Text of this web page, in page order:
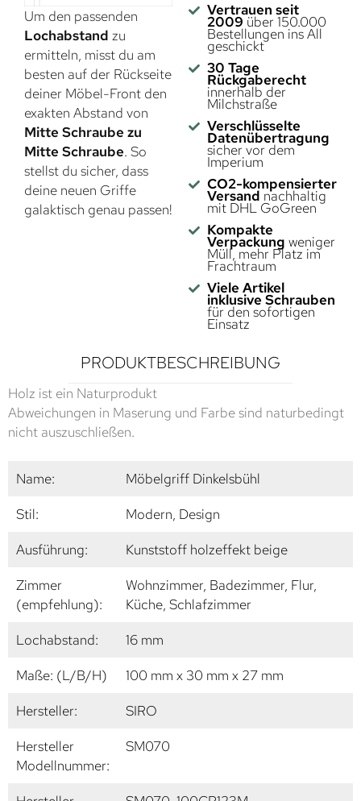
Um den passenden
Lochabstand zu
ermitteln, misst du am
besten auf der Rückseite
deiner Möbel-Front den
exakten Abstand von
Mitte Schraube zu
Mitte Schraube. So
stellst du sicher, dass
deine neuen Griffe
galaktisch genau passen!
Vertrauen seit
2009 über 150.000
Bestellungen ins All
geschickt
30 Tage
Rückgaberecht
innerhalb der
Milchstraße
Verschlüsselte
Datenübertragung
sicher vor dem
Imperium
CO2-kompensierter
Versand nachhaltig
mit DHL GoGreen
Kompakte
Verpackung weniger
Müll, mehr Platz im
Frachtraum
Viele Artikel
inklusive Schrauben
für den sofortigen
Einsatz
PRODUKTBESCHREIBUNG
Holz ist ein Naturprodukt
Abweichungen in Maserung und Farbe sind naturbedingt
nicht auszuschließen.
Name:
Möbelgriff Dinkelsbühl
Stil:
Modern, Design
Ausführung:
Kunststoff holzeffekt beige
Zimmer
(empfehlung):
Wohnzimmer, Badezimmer, Flur,
Küche, Schlafzimmer
Lochabstand:
16 mm
Maße: (L/B/H)
100 mm x 30 mm x 27 mm
Hersteller:
SIRO
Hersteller
Modellnummer:
SM070